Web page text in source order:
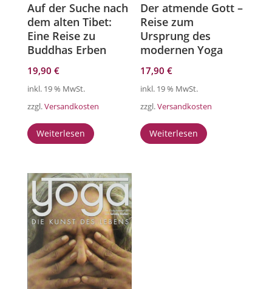
Auf der Suche nach
dem alten Tibet:
Eine Reise zu
Buddhas Erben
19,90 €
inkl. 19 % MwSt.
zzgl.Versandkosten
Weiterlesen
Der atmende Gott –
Reise zum
Ursprung des
modernen Yoga
17,90€
inkl. 19 % MwSt.
zzgl.Versandkosten
Weiterlesen